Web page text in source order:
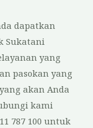
dapatkan
Sukatani
yang
pasokan yang
akan Anda
kami
787 100 untuk